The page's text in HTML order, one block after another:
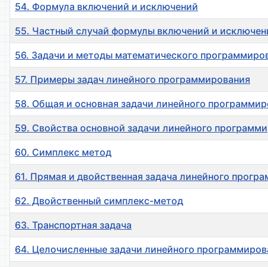
54. Формула включений и исключений
55. Частный случай формулы включений и
56. Задачи и методы математического
57. Примеры задач линейного программирования
58. Общая и основная задачи линейного
59. Свойства основной задачи линейного
60. Симплекс метод
61. Прямая и двойственная задача линейного
62. Двойственный симплекс-метод
63. Транспортная задача
64. Целочисленные задачи линейного